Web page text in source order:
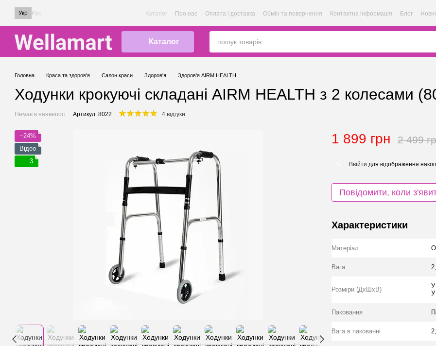
Перейти до основного контенту
Укр Рус Каталог Про нас Оплата і доставка Обмін та повернення Контактна інформація Блог
Каталог
Головна Краса та здоров'я Салон краси Здоров'я Здоров'я AIRM HEALTH
Ходунки крокуючі складані AIRM HEALTH з 2 колесами
Немає в наявності Артикул: 8022 4 відгуки
−24%
Відео
3
1 899 грн 2 499
Ввійти для відображення
Повідомити, коли
Характеристики
Матеріал
Вага
Розміри (ДхШхВ)
У
У
Паковання
Вага в пакованні